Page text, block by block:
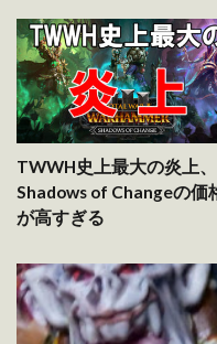
TWWH史上最大の炎上、
Shadows of Changeの価
が高すぎる